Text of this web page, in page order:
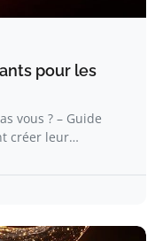
pour les
vous ? – Guide
créer leur…